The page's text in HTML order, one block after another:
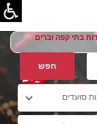
בתי קפה וברים